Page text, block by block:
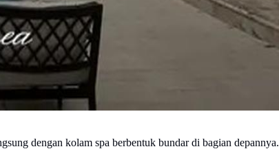
dengan kolam spa berbentuk bundar di bagian depannya.